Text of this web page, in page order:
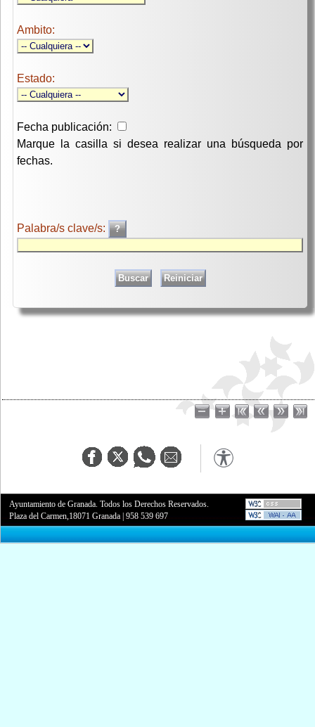
Ambito:
Estado:
Fecha publicación:
Marque la casilla si desea realizar una búsqueda por
fechas.
Palabra/s clave/s:
Ayuntamiento de Granada. Todos los Derechos Reservados.
Plaza del Carmen,18071 Granada |958 539 697